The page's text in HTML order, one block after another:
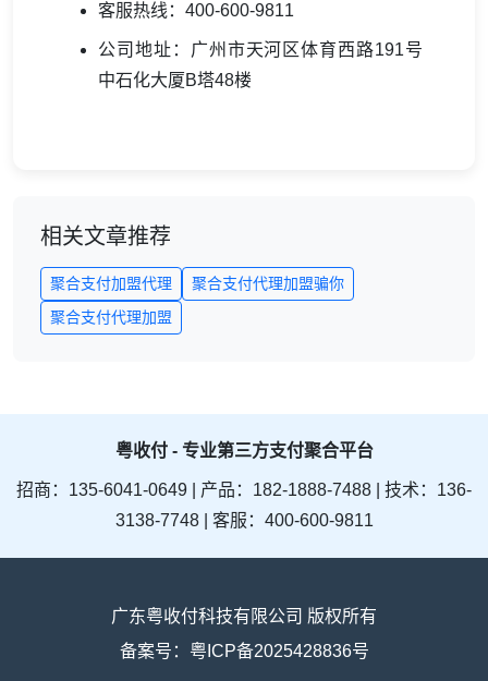
客服热线：400-600-9811
公司地址：广州市天河区体育西路191号
中石化大厦B塔48楼
相关文章推荐
聚合支付加盟代理
聚合支付代理加盟骗你
聚合支付代理加盟
粤收付 - 专业第三方支付聚合平台
招商：135-6041-0649 | 产品：182-1888-7488 | 技术：136-
3138-7748 | 客服：400-600-9811
广东粤收付科技有限公司 版权所有
备案号：粤ICP备2025428836号